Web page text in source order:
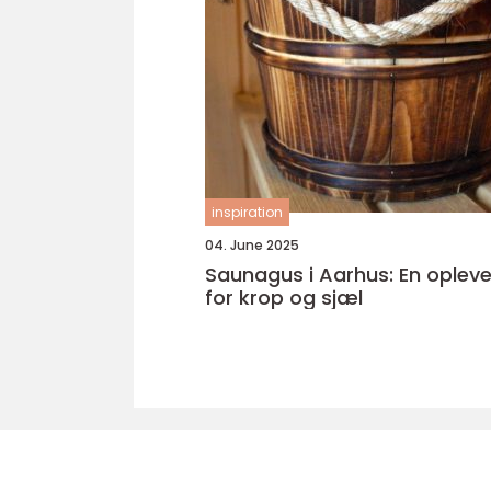
inspiration
04. June 2025
Saunagus i Aarhus: En
for krop og sjæl